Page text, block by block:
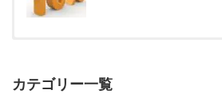
カテゴリー一覧